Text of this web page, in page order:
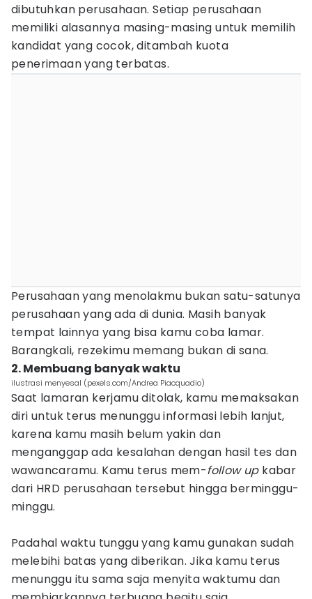
dibutuhkan perusahaan. Setiap perusahaan
memiliki alasannya masing-masing untuk memilih
kandidat yang cocok, ditambah kuota
penerimaan yang terbatas.
Perusahaan yang menolakmu bukan satu-satunya
perusahaan yang ada di dunia. Masih banyak
tempat lainnya yang bisa kamu coba lamar.
Barangkali, rezekimu memang bukan di sana.
2. Membuang banyak waktu
ilustrasi menyesal (pexels.com/Andrea Piacquadio)
Saat lamaran kerjamu ditolak, kamu memaksakan
diri untuk terus menunggu informasi lebih lanjut,
karena kamu masih belum yakin dan
menganggap ada kesalahan dengan hasil tes dan
wawancaramu. Kamu terus mem-follow up kabar
dari HRD perusahaan tersebut hingga berminggu-
minggu.
Padahal waktu tunggu yang kamu gunakan sudah
melebihi batas yang diberikan. Jika kamu terus
menunggu itu sama saja menyita waktumu dan